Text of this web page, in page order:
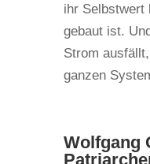
ihr Selbstwert
gebaut ist.
Strom
ganzen
Wolfgang